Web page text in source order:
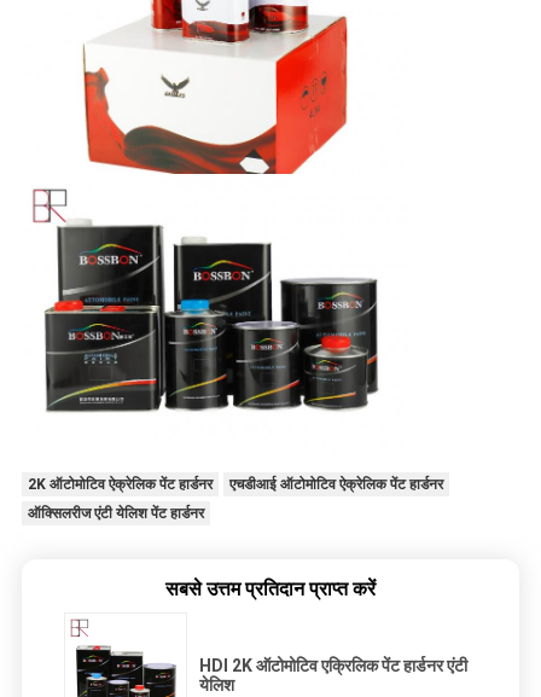
2K ऑटोमोटिव ऐक्रेलिक पेंट हार्डनर
एचडीआई ऑटोमोटिव ऐक्रेलिक पेंट हार्डनर
ऑक्सिलरीज एंटी येलिश पेंट हार्डनर
सबसे उत्तम प्रतिदान प्राप्त करें
HDI 2K ऑटोमोटिव एक्रिलिक पेंट हार्डनर एंटी
येलिश